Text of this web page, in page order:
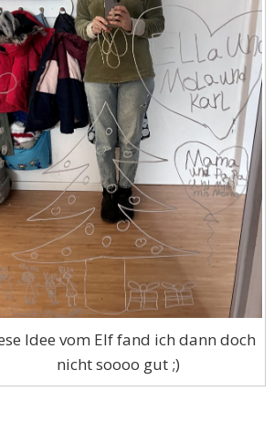
Idee vom Elf fand ich dann doch
nicht soooo gut ;)